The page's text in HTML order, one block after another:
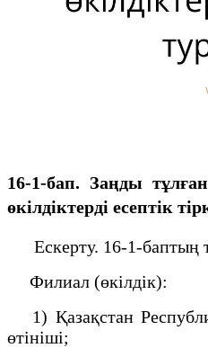
16-1-бап. Заңды
өкілдіктерді есептік
Ескерту. 16-1-баптың
Филиал (өкiлдiк):
1) Қазақстан
өтiнiшi;